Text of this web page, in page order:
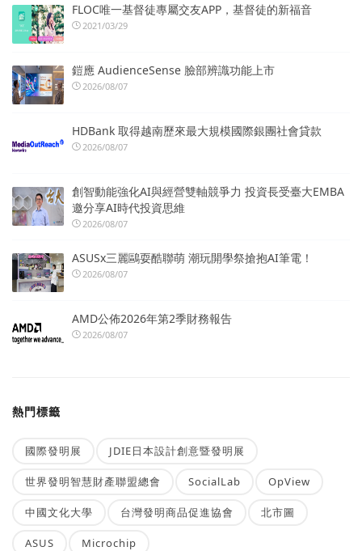
FLOC唯一基督徒專屬交友APP，基督徒的新福音
2021/03/29
鎧應 AudienceSense 臉部辨識功能上市
2026/08/07
HDBank 取得越南歷來最大規模國際銀團社會貸款
2026/08/07
創智動能強化AI與經營雙軸競爭力 投資長受臺大EMBA
邀分享AI時代投資思維
2026/08/07
ASUSx三麗鷗耍酷聯萌 潮玩開學祭搶抱AI筆電！
2026/08/07
AMD公佈2026年第2季財務報告
2026/08/07
熱門標籤
國際發明展 JDIE日本設計創意暨發明展
世界發明智慧財產聯盟總會 SocialLab OpView
中國文化大學 台灣發明商品促進協會 北市圖
ASUS Microchip